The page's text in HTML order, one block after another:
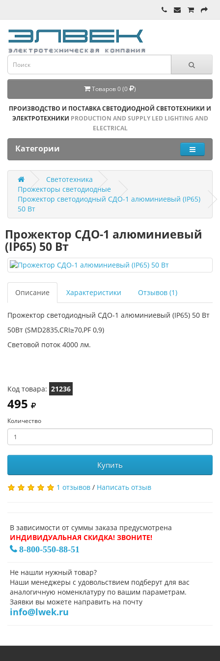
Товаров 0 (0 )
ПРОИЗВОДСТВО И ПОСТАВКА СВЕТОДИОДНОЙ СВЕТОТЕХНИКИ И
ЭЛЕКТРОТЕХНИКИ PRODUCTION AND SUPPLY LED LIGHTING AND
ELECTRICAL
Категории
Светотехника
Прожекторы светодиодные
Прожектор светодиодный СДО-1 алюминиевый (IP65)
50 Вт
Прожектор СДО-1 алюминиевый
(IP65) 50 Вт
Описание Характеристики Отзывов (1)
Прожектор светодиодный СДО-1 алюминиевый (IP65) 50 Вт
50Вт (SMD2835,CRI≥70,PF 0,9)
Световой поток 4000 лм.
Код товара: 21236
495
Количество
Купить
1 отзывов / Написать отзыв
В зависимости от суммы заказа предусмотрена
ИНДИВИДУАЛЬНАЯ СКИДКА! ЗВОНИТЕ!
8-800-550-88-51
Не нашли нужный товар?
Наши менеджеры с удовольствием подберут для вас
аналогичную номенклатуру по вашим параметрам.
Заявки вы можете направить на почту
info@lwek.ru